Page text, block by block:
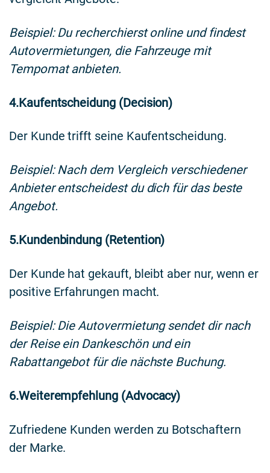
Beispiel: Du recherchierst online und findest
Autovermietungen, die Fahrzeuge mit
Tempomat anbieten.
4.Kaufentscheidung (Decision)
Der Kunde trifft seine Kaufentscheidung.
Beispiel: Nach dem Vergleich verschiedener
Anbieter entscheidest du dich für das beste
Angebot.
5.Kundenbindung (Retention)
Der Kunde hat gekauft, bleibt aber nur, wenn er
positive Erfahrungen macht.
Beispiel: Die Autovermietung sendet dir nach
der Reise ein Dankeschön und ein
Rabattangebot für die nächste Buchung.
6.Weiterempfehlung (Advocacy)
Zufriedene Kunden werden zu Botschaftern
der Marke.